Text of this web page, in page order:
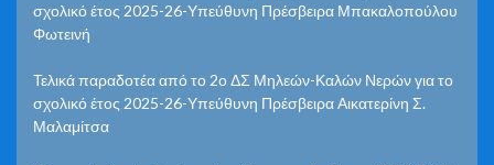
σχολικό έτος 2025-26-Υπεύθυνη Πρέσβειρα Μπακαλοπούλου
Φωτεινή
Τελικά παραδοτέα από το 2ο ΔΣ Μηλεών-Καλών Νερών για το
σχολικό έτος 2025-26-Υπεύθυνη Πρέσβειρα Αικατερίνη Σ.
Μαλαμίτσα